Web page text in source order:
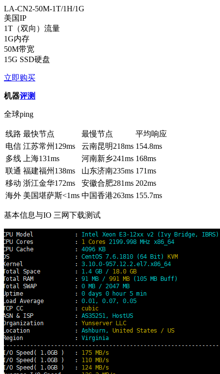
LA-CN2-50M-1T/1H/1G
美国IP
1T（双向）流量
1G内存
50M带宽
15G SSD硬盘
立即购买
机器评测
全球ping
线路 最快节点 最慢节点
平均响应
电信 江苏常州 129ms 云南昆明218ms 154.8ms
多线
上海131ms 河南新乡241ms 168ms
联通 福建福州 138ms 山东济南235ms 171ms
移动 浙江金华172ms 安徽合肥281ms 202ms
海外 美国堪萨斯<1ms 中国香港263ms 155.7ms
基本信息与IO 三网下载测试